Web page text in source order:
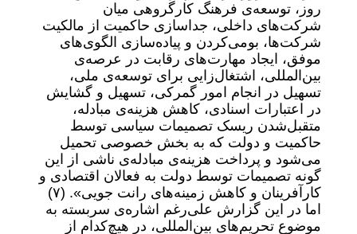
روز، توسعه‌ی فرهنگ کارگروهی میان
شرکت‌های داخلی، جداسازی حاکمیت از مالکیت
شرکت‌ها، بومی‌کردن و پیاده‌سازی الگوی‌های
موفق، ایجاد مهارت‌های رقابت در عرصه‌ی
بین‌المللی، اشتغال‌زایی برای توسعه‌ی ملی،
تسهیل در انجام امور گمرکی، تسهیل و گشایش
در اعتبارات اسنادی، کاهش هزینه‌ی مبادله،
متقبل‌شدن ریسک تصمیمات سیاسی توسط
حاکمیت و دولت که به بخش خصوصی تحمیل
می‌شود و پرداخت هزینه‌ی مبادله‌ی ناشی از این
گونه تصمیمات توسط دولت به فعالان اقتصادی و
کارآفرینان و کاهش زمینه‌های رانت جویی». (۷)
اما در این گزارش علی‌رغم اشاره‌ی سربسته به
موضوع تحریم‌های بین‌المللی، در هیچ‌کدام از